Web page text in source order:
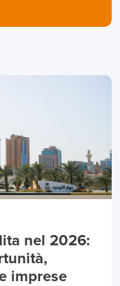
nel 2026:
imprese